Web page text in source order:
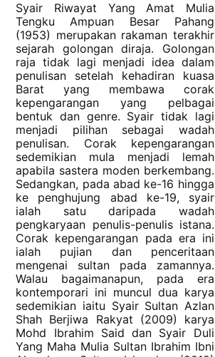
Syair Riwayat Yang Amat Mulia
Tengku Ampuan Besar Pahang
(1953) merupakan rakaman terakhir
sejarah golongan diraja. Golongan
raja tidak lagi menjadi idea dalam
penulisan setelah kehadiran kuasa
Barat yang membawa corak
kepengarangan yang pelbagai
bentuk dan genre. Syair tidak lagi
menjadi pilihan sebagai wadah
penulisan. Corak kepengarangan
sedemikian mula menjadi lemah
apabila sastera moden berkembang.
Sedangkan, pada abad ke-16 hingga
ke penghujung abad ke-19, syair
ialah satu daripada wadah
pengkaryaan penulis-penulis istana.
Corak kepengarangan pada era ini
ialah pujian dan penceritaan
mengenai sultan pada zamannya.
Walau bagaimanapun, pada era
kontemporari ini muncul dua karya
sedemikian iaitu Syair Sultan Azlan
Shah Berjiwa Rakyat (2009) karya
Mohd Ibrahim Said dan Syair Duli
Yang Maha Mulia Sultan Ibrahim Ibni